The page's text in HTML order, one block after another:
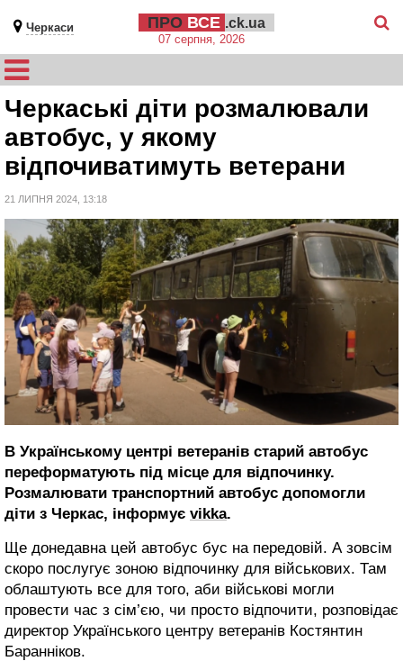
Черкаси ПРО ВСЕ .ck.ua
07 серпня, 2026
Черкаські діти розмалювали
автобус, у якому
відпочиватимуть ветерани
21 ЛИПНЯ 2024, 13:18
В Українському центрі ветеранів старий автобус
переформатують під місце для відпочинку.
Розмалювати транспортний автобус допомогли
діти з Черкас, інформує vikka.
Ще донедавна цей автобус бус на передовій. А зовсім
скоро послугує зоною відпочинку для військових. Там
облаштують все для того, аби військові могли
провести час з сім’єю, чи просто відпочити, розповідає
директор Українського центру ветеранів Костянтин
Баранніков.